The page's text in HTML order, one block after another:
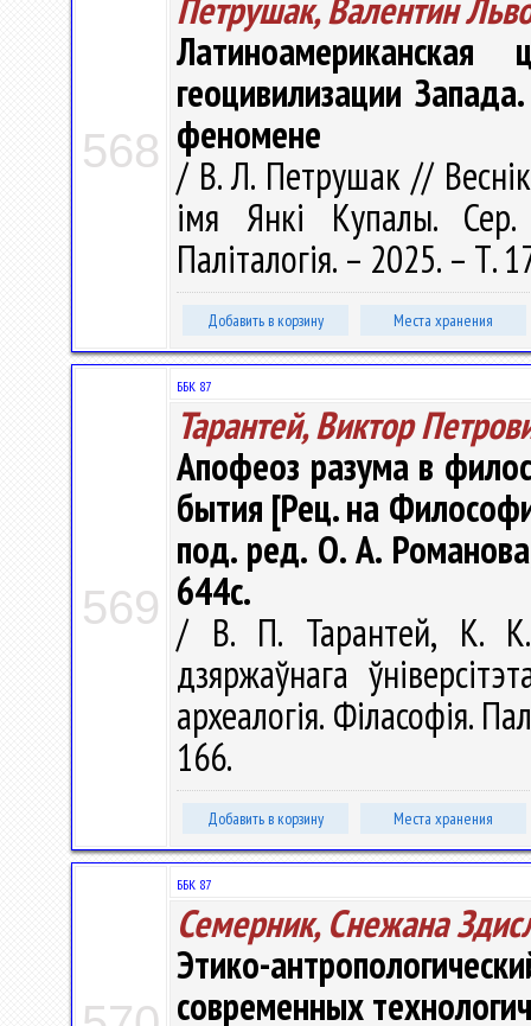
568
геоцивилизации
феномене
/ В. Л. Петрушак // Веснік
імя Янкі Купалы. Сер.
Паліталогія. – 2025. –
Добавить в корзину Места хранения
569
ББК 87
Тарантей, Виктор
Апофеоз разума в
бытия [Рец. на
под. ред. О. А.
644с.
/ В. П. Тарантей, К. К.
дзяржаўнага
археалогія. Філасофія.
166.
Добавить в корзину Места хранения
ББК 87
Семерник, Снежана
Этико-
современных